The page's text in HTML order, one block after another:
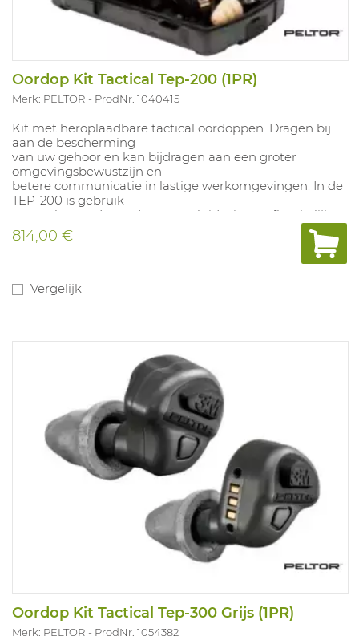
Oordop Kit Tactical Tep-200 (1PR)
Merk: PELTOR ProdNr. 1040415
Kit met heroplaadbare tactical oordoppen. Dragen bij
aan de bescherming
van uw gehoor en kan bijdragen aan een groter
omgevingsbewustzijn en
betere communicatie in lastige werkomgevingen. In de
TEP-200 is gebruik
gemaakt van de modernste geluidsniveauafhankelijke
technologie, die bij
hard geluid bijdraagt aan de bescherming van het
Compatibel met Ultrafit
814,00 €
Vergelijk
Oordop Kit Tactical Tep-300 Grijs (1PR)
Merk: PELTOR ProdNr. 1054382